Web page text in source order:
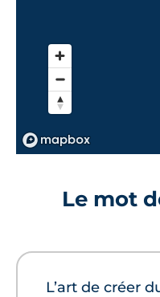
Le mot
L’art de créer